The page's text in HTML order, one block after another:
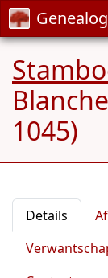
1045)
Details